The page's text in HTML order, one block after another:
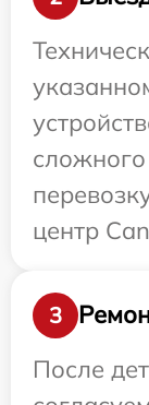
центр
3
После